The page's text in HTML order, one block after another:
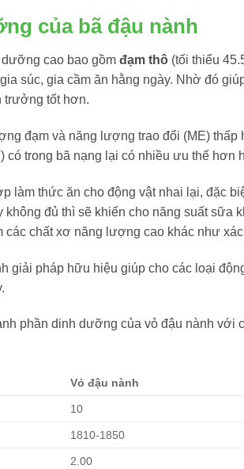
của bã đậu nành
cao bao gồm đạm thô (tối thiểu
súc, gia cầm ăn hằng ngày. Nhờ đó
trưởng tốt hơn.
đạm và năng lượng trao đổi (ME)
trong bã nạng lại có nhiều ưu thế hơn
làm thức ăn cho động vật nhai lại, đặc
đủ thì sẽ khiến cho năng suất sữa
chất xơ năng lượng cao khác như
giải pháp hữu hiệu giúp cho các loại
phần dinh dưỡng của vỏ đậu nành với
Vỏ đậu nành
10
1810-1850
2.00